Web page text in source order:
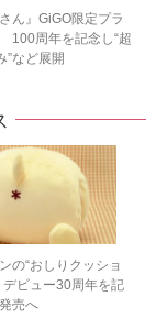
ん』GiGO限定プラ
100周年を記念し“超
”など展開
の“おしりクッショ
ビュー30周年を記
売へ